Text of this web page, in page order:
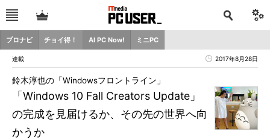
プロナビ チョイ得！ AI PC Now! ミニPC
連載 2017年8月28日
「Windows 10 Fall Creators Update」
の完成を見届けるか、その先の世界へ向
かうか
鈴木淳也の「Windowsフロントライン」